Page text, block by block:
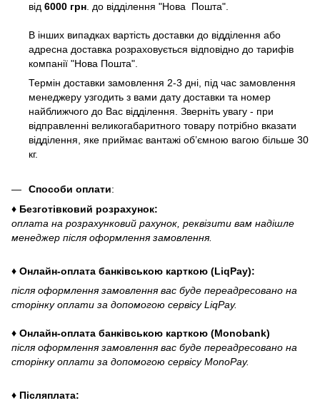
від 6000 грн. до відділення "Нова Пошта".
В інших випадках вартість доставки до відділення або
адресна доставка розраховується відповідно до тарифів
компанії "Нова Пошта".
Термін доставки замовлення 2-3 дні, під час замовлення
менеджеру узгодить з вами дату доставки та номер
найближчого до Вас відділення. Зверніть увагу - при
відправленні великогабаритного товару потрібно вказати
відділення, яке приймає вантажі об’ємною вагою більше 30
кг.
Способи оплати:
♦ Безготівковий розрахунок:
оплата на розрахунковий рахунок, реквізити вам надішле
менеджер після оформлення замовлення.
♦ Онлайн-оплата банківською карткою (LiqPay):
після оформлення замовлення вас буде переадресовано на
сторінку оплати за допомогою сервісу LiqPay.
♦ Онлайн-оплата банківською карткою (Monobank)
після оформлення замовлення вас буде переадресовано на
сторінку оплати за допомогою сервісу MonoPay.
♦ Післяплата: